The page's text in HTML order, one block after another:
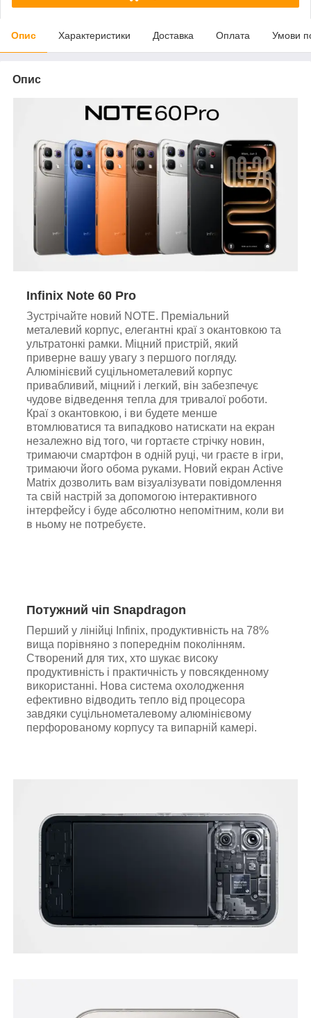
Опис Характеристики Доставка Оплата Умови
Опис
Infinix Note 60 Pro
Зустрічайте новий NOTE. Преміальний
металевий корпус, елегантні краї з окантовкою та
ультратонкі рамки. Міцний пристрій, який
приверне вашу увагу з першого погляду.
Алюмінієвий суцільнометалевий корпус
привабливий, міцний і легкий, він забезпечує
чудове відведення тепла для тривалої роботи.
Краї з окантовкою, і ви будете менше
втомлюватися та випадково натискати на екран
незалежно від того, чи гортаєте стрічку новин,
тримаючи смартфон в одній руці, чи граєте в ігри,
тримаючи його обома руками. Новий екран Active
Matrix дозволить вам візуалізувати повідомлення
та свій настрій за допомогою інтерактивного
інтерфейсу і буде абсолютно непомітним, коли ви
в ньому не потребуєте.
Потужний чіп Snapdragon
Перший у лінійці Infinix, продуктивність на 78%
вища порівняно з попереднім поколінням.
Створений для тих, хто шукає високу
продуктивність і практичність у повсякденному
використанні. Нова система охолодження
ефективно відводить тепло від процесора
завдяки суцільнометалевому алюмінієвому
перфорованому корпусу та випарній камері.